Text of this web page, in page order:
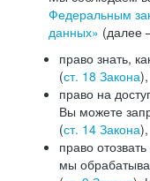
Федеральным
данных» (далее
право знать,
(ст. 18 Закона),
право на
Вы можете
(ст. 14 Закона),
право
мы